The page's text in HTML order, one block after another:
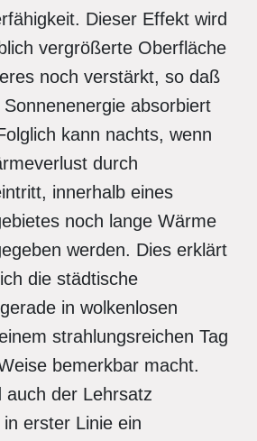
Dieser Effekt wird
vergrößerte Oberfläche
noch verstärkt, so daß
absorbiert
kann nachts, wenn
durch
innerhalb eines
noch lange Wärme
werden. Dies erklärt
die städtische
in wolkenlosen
strahlungsreichen Tag
bemerkbar macht.
auch der Lehrsatz
erster Linie ein